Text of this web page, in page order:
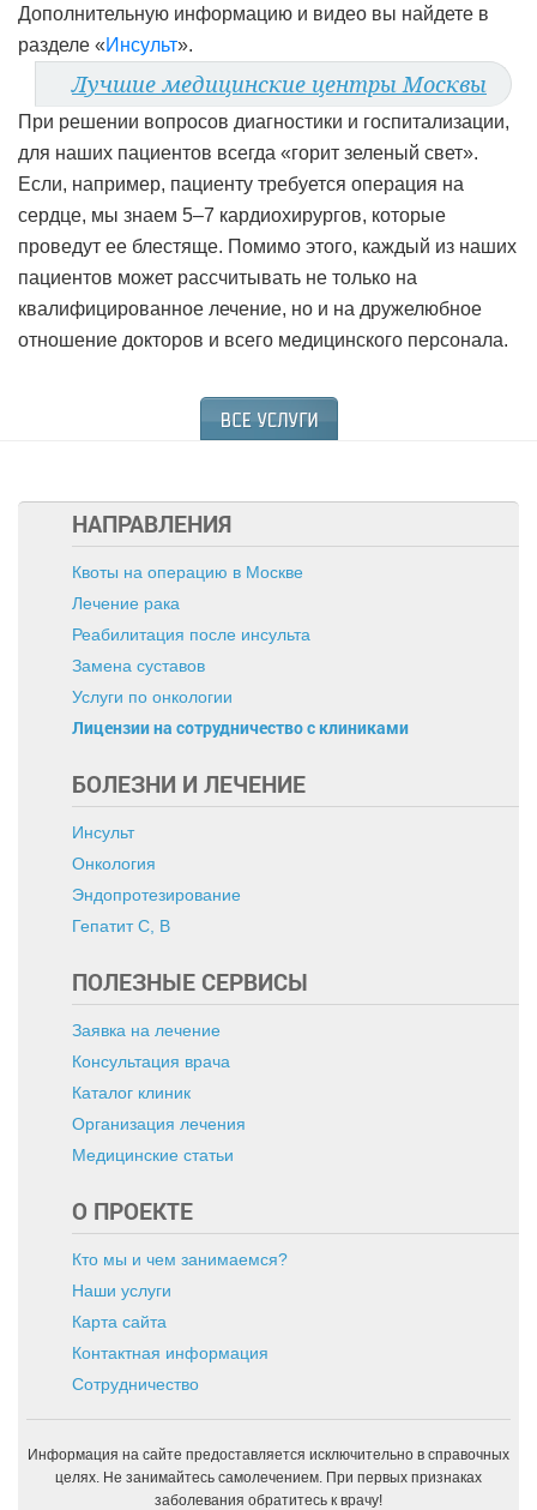
Дополнительную информацию и видео вы найдете в
разделе «Инсульт».
Лучшие медицинские центры Москвы
При решении вопросов диагностики и госпитализации,
для наших пациентов всегда «горит зеленый свет».
Если, например, пациенту требуется операция на
сердце, мы знаем 5–7 кардиохирургов, которые
проведут ее блестяще. Помимо этого, каждый из наших
пациентов может рассчитывать не только на
квалифицированное лечение, но и на дружелюбное
отношение докторов и всего медицинского персонала.
НАПРАВЛЕНИЯ
Квоты на операцию в Москве
Лечение рака
Реабилитация после инсульта
Замена суставов
Услуги по онкологии
Лицензии на сотрудничество с клиниками
БОЛЕЗНИ И ЛЕЧЕНИЕ
Инсульт
Онкология
Эндопротезирование
Гепатит C, B
ПОЛЕЗНЫЕ СЕРВИСЫ
Заявка на лечение
Консультация врача
Каталог клиник
Организация лечения
Медицинские статьи
О ПРОЕКТЕ
Кто мы и чем занимаемся?
Наши услуги
Карта сайта
Контактная информация
Сотрудничество
Информация на сайте предоставляется исключительно в справочных
целях. Не занимайтесь самолечением. При первых признаках
заболевания обратитесь к врачу!